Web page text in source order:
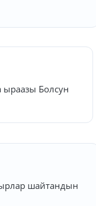
ыраазы Болсун
шайтандын